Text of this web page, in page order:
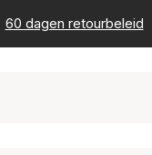
60 dagen retourbeleid